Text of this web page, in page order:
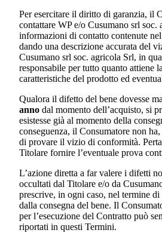
Per esercitare il diritto di garanzia, il
contattare WP e/o Cusumano srl soc.
informazioni di contatto contenute
dando una descrizione accurata del
Cusumano srl soc. agricola Srl, in
responsabile per tutto quanto attiene
caratteristiche del prodotto ed
Qualora il difetto del bene dovesse
anno dal momento dell’acquisto, si
esistesse già al momento della
conseguenza, il Consumatore non
di provare il vizio di conformità.
Titolare fornire l’eventuale prova
L’azione diretta a far valere i difetti
occultati dal Titolare e/o da
prescrive, in ogni caso, nel termine di
dalla consegna del bene. Il
per l’esecuzione del Contratto può
riportati in questi Termini.